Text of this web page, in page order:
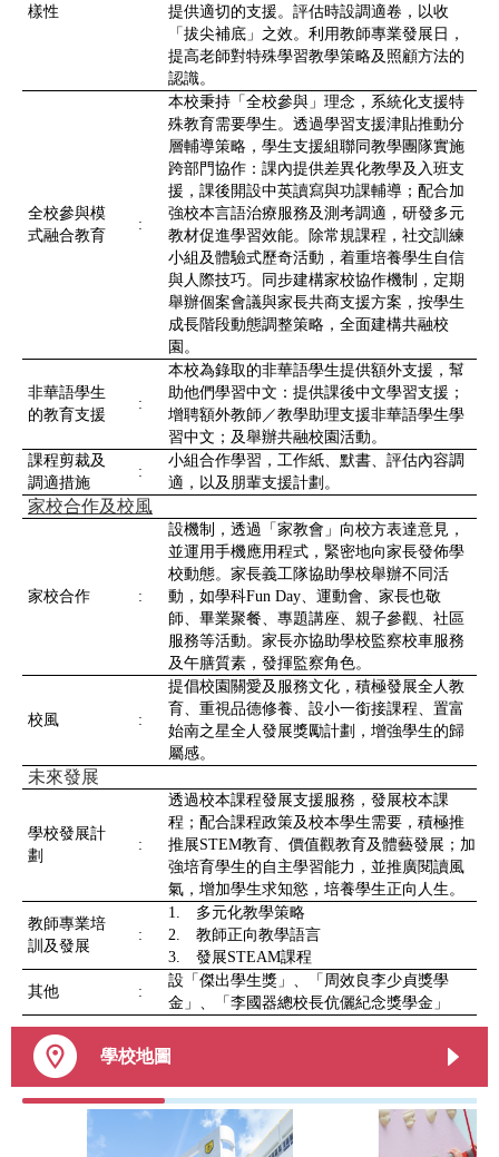
樣性
提供適切的支援。評估時設調適卷，以收
「拔尖補底」之效。利用教師專業發展日，
提高老師對特殊學習教學策略及照顧方法的
認識。
全校參與模
式融合教育
:
本校秉持「全校參與」理念，系統化支援特
殊教育需要學生。透過學習支援津貼推動分
層輔導策略，學生支援組聯同教學團隊實施
跨部門協作：課內提供差異化教學及入班支
援，課後開設中英讀寫與功課輔導；配合加
強校本言語治療服務及測考調適，研發多元
教材促進學習效能。除常規課程，社交訓練
小組及體驗式歷奇活動，着重培養學生自信
與人際技巧。同步建構家校協作機制，定期
舉辦個案會議與家長共商支援方案，按學生
成長階段動態調整策略，全面建構共融校
園。
非華語學生
的教育支援
:
本校為錄取的非華語學生提供額外支援，幫
助他們學習中文：提供課後中文學習支援；
增聘額外教師／教學助理支援非華語學生學
習中文；及舉辦共融校園活動。
課程剪裁及
調適措施
:
小組合作學習，工作紙、默書、評估內容調
適，以及朋輩支援計劃。
家校合作及校風
家校合作 :
設機制，透過「家教會」向校方表達意見，
並運用手機應用程式，緊密地向家長發佈學
校動態。家長義工隊協助學校舉辦不同活
動，如學科Fun Day、運動會、家長也敬
師、畢業聚餐、專題講座、親子參觀、社區
服務等活動。家長亦協助學校監察校車服務
及午膳質素，發揮監察角色。
校風 :
提倡校園關愛及服務文化，積極發展全人教
育、重視品德修養、設小一銜接課程、置富
始南之星全人發展獎勵計劃，增強學生的歸
屬感。
未來發展
學校發展計
劃
:
透過校本課程發展支援服務，發展校本課
程；配合課程政策及校本學生需要，積極推
推展STEM教育、價值觀教育及體藝發展；加
強培育學生的自主學習能力，並推廣閱讀風
氣，增加學生求知慾，培養學生正向人生。
教師專業培
訓及發展
:
1. 多元化教學策略
2. 教師正向教學語言
3. 發展STEAM課程
其他 :
設「傑出學生獎」、「周效良李少貞獎學
金」、「李國器總校長伉儷紀念獎學金」
學校地圖